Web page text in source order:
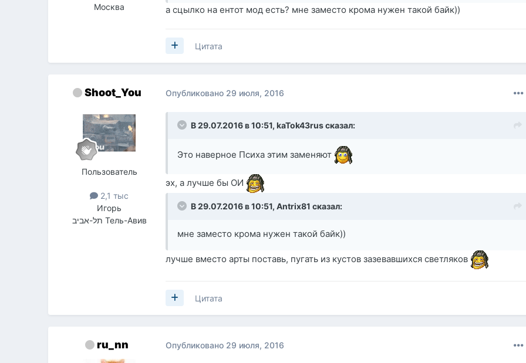
Москва
а сцылко на ентот мод есть? мне заместо крома нужен такой байк))
Цитата
Shoot_You
Пользователь
2,1 тыс
Игорь
תל-אביב Тель-Авив
Опубликовано 29 июля, 2016
В 29.07.2016 в 10:51,kaTok43rusсказал:
Это наверное Психа этим заменяют
эх, а лучше бы ОИ
В 29.07.2016 в 10:51,Antrix81 сказал:
мне заместо крома нужен такой байк))
лучше вместо арты поставь, пугать из кустов зазевавшихся светляков
Цитата
ru_nn Опубликовано 29 июля, 2016